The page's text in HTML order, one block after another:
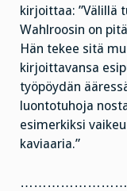
kirjoittaa: ”Välillä
Wahlroosin on
Hän tekee sitä
kirjoittavansa
työpöydän
luontotuhoja
esimerkiksi
kaviaaria.”